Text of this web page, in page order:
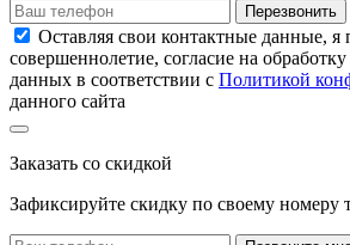
Перезвонить
Оставляя свои контактные данные, я
совершеннолетие, согласие на
данных в соответствии с Политикой
данного сайта
Заказать со скидкой
Зафиксируйте скидку по своему номеру